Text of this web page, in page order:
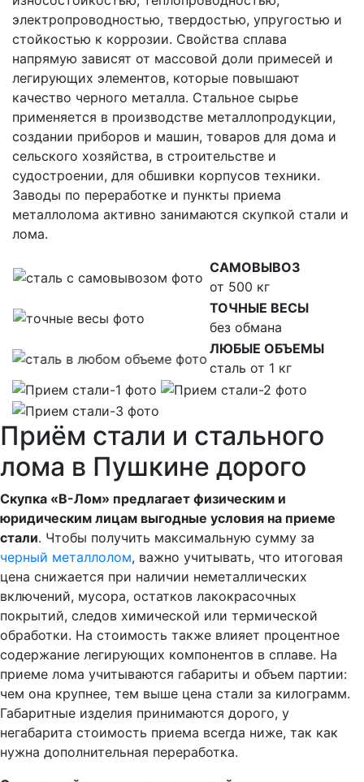
электропроводностью, твердостью, упругостью и
стойкостью к коррозии. Свойства сплава
напрямую зависят от массовой доли примесей и
легирующих элементов, которые повышают
качество черного металла. Стальное сырье
применяется в производстве металлопродукции,
создании приборов и машин, товаров для дома и
сельского хозяйства, в строительстве и
судостроении, для обшивки корпусов техники.
Заводы по переработке и пункты приема
металлолома активно занимаются скупкой стали и
лома.
САМОВЫВОЗ
от 500 кг
ТОЧНЫЕ ВЕСЫ
без обмана
ЛЮБЫЕ ОБЪЕМЫ
сталь от 1 кг
Приём стали и стального
лома в Пушкине дорого
Скупка «В-Лом» предлагает физическим и
юридическим лицам выгодные условия на приеме
стали. Чтобы получить максимальную сумму за
черный металлолом, важно учитывать, что итоговая
цена снижается при наличии неметаллических
включений, мусора, остатков лакокрасочных
покрытий, следов химической или термической
обработки. На стоимость также влияет процентное
содержание легирующих компонентов в сплаве. На
приеме лома учитываются габариты и объем партии:
чем она крупнее, тем выше цена стали за килограмм.
Габаритные изделия принимаются дорого, у
негабарита стоимость приема всегда ниже, так как
нужна дополнительная переработка.